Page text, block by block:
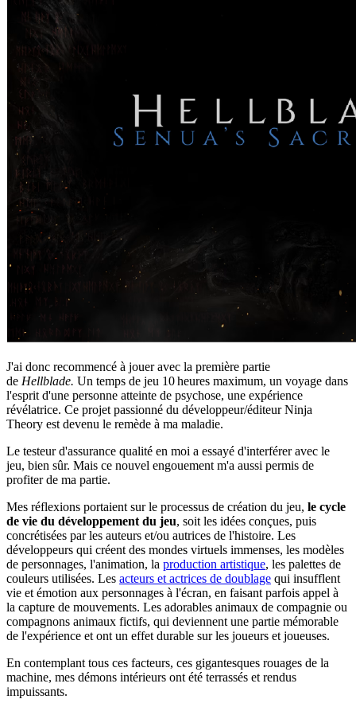
J'ai donc recommencé à jouer avec la première partie
de Hellblade. Un temps de jeu 10 heures maximum, un voyage dans
l'esprit d'une personne atteinte de psychose, une expérience
révélatrice. Ce projet passionné du développeur/éditeur Ninja
Theory est devenu le remède à ma maladie.
Le testeur d'assurance qualité en moi a essayé d'interférer avec le
jeu, bien sûr. Mais ce nouvel engouement m'a aussi permis de
profiter de ma partie.
Mes réflexions portaient sur le processus de création du jeu, le cycle
de vie du développement du jeu, soit les idées conçues, puis
concrétisées par les auteurs et/ou autrices de l'histoire. Les
développeurs qui créent des mondes virtuels immenses, les modèles
de personnages, l'animation, la production artistique, les palettes de
couleurs utilisées. Les acteurs et actrices de doublage qui insufflent
vie et émotion aux personnages à l'écran, en faisant parfois appel à
la capture de mouvements. Les adorables animaux de compagnie ou
compagnons animaux fictifs, qui deviennent une partie mémorable
de l'expérience et ont un effet durable sur les joueurs et joueuses.
En contemplant tous ces facteurs, ces gigantesques rouages de la
machine, mes démons intérieurs ont été terrassés et rendus
impuissants.